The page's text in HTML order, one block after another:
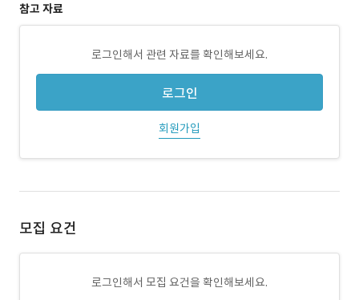
참고 자료
로그인해서 관련 자료를 확인해보세요.
로그인
회원가입
모집 요건
로그인해서 모집 요건을 확인해보세요.